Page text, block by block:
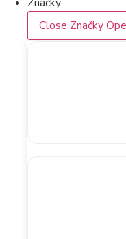
Close Značky